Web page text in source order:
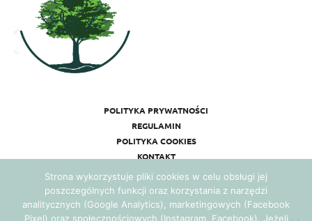
POLITYKA PRYWATNOŚCI
REGULAMIN
POLITYKA COOKIES
KONTAKT
Strona wykorzystuje pliki cookies w celu obsługi jej
poszczególnych funkcji oraz korzystania z narzędzi
analitycznych (Google Analytics), marketingowych (Facebook
Pixel) oraz społecznościowych (Instagram, Facebook). Jeżeli